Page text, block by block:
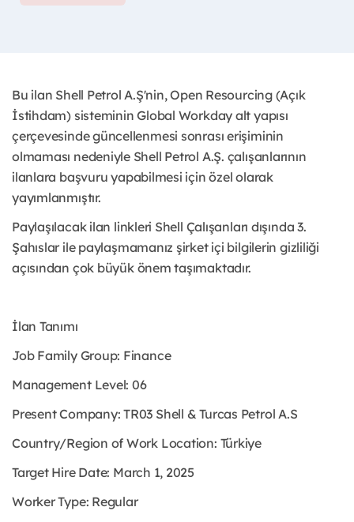
Bu ilan Shell Petrol A.Ş'nin, Open Resourcing (Açık
İstihdam) sisteminin Global Workday alt yapısı
çerçevesinde güncellenmesi sonrası erişiminin
olmaması nedeniyle Shell Petrol A.Ş. çalışanlarının
ilanlara başvuru yapabilmesi için özel olarak
yayımlanmıştır. ​
Paylaşılacak ilan linkleri Shell Çalışanları dışında 3.
Şahıslar ile paylaşmamanız şirket içi bilgilerin gizliliği
açısından çok büyük önem taşımaktadır.
İlan Tanımı
Job Family Group: Finance
Management Level: 06
Present Company: TR03 Shell & Turcas Petrol A.S
Country/Region of Work Location: Türkiye
Target Hire Date: March 1, 2025
Worker Type: Regular